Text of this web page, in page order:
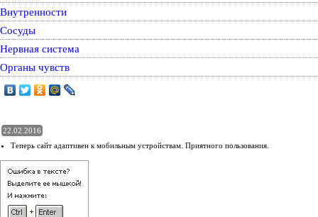
Внутренности
Сосуды
Нервная система
Органы чувств
22.02.2016
Теперь сайт адаптивен к мобильным устройствам. Приятного пользования.